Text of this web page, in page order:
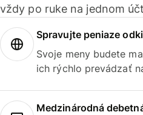
vždy po ruke na jednom
Spravujte peniaze
Svoje meny budete
ich rýchlo prevádzať
Medzinárodná